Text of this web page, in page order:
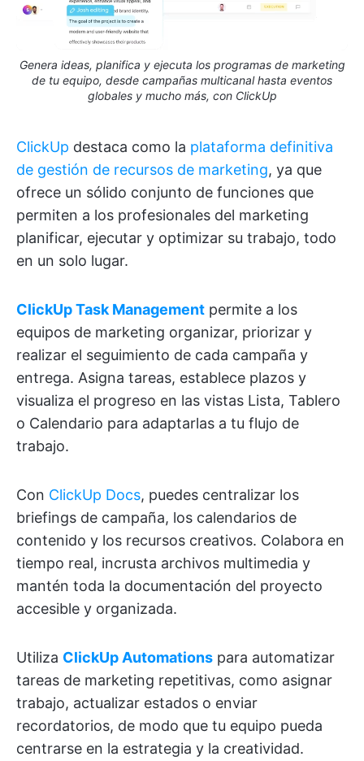
Genera ideas, planifica y ejecuta los programas de marketing
de tu equipo, desde campañas multicanal hasta eventos
globales y mucho más, con ClickUp
ClickUp destaca como la plataforma definitiva
de gestión de recursos de marketing, ya que
ofrece un sólido conjunto de funciones que
permiten a los profesionales del marketing
planificar, ejecutar y optimizar su trabajo, todo
en un solo lugar.
ClickUp Task Management permite a los
equipos de marketing organizar, priorizar y
realizar el seguimiento de cada campaña y
entrega. Asigna tareas, establece plazos y
visualiza el progreso en las vistas Lista, Tablero
o Calendario para adaptarlas a tu flujo de
trabajo.
Con ClickUp Docs, puedes centralizar los
briefings de campaña, los calendarios de
contenido y los recursos creativos. Colabora en
tiempo real, incrusta archivos multimedia y
mantén toda la documentación del proyecto
accesible y organizada.
Utiliza ClickUp Automations para automatizar
tareas de marketing repetitivas, como asignar
trabajo, actualizar estados o enviar
recordatorios, de modo que tu equipo pueda
centrarse en la estrategia y la creatividad.